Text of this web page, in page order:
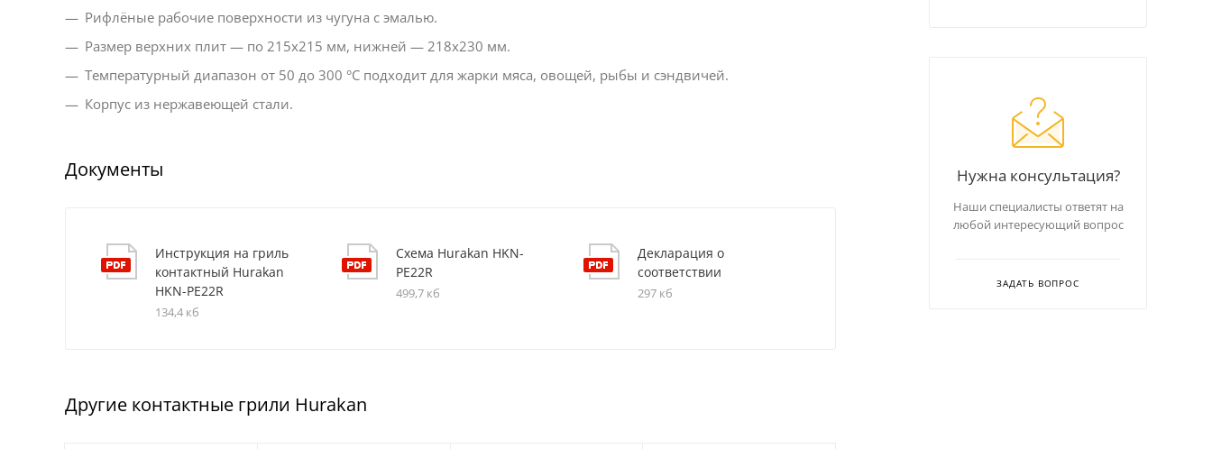
Рифлёные рабочие поверхности из чугуна с эмалью.
Размер верхних плит — по 215х215 мм, нижней — 218х230 мм.
Температурный диапазон от 50 до 300 °C подходит для жарки мяса, овощей, рыбы и сэндвичей.
Корпус из нержавеющей стали.
Документы
Инструкция на гриль
контактный Hurakan
HKN-PE22R
134,4 кб
Схема Hurakan HKN-
PE22R
499,7 кб
Декларация о
соответствии
297 кб
Другие контактные грили Hurakan
Нужна консультация?
Наши специалисты ответят на
любой интересующий вопрос
ЗАДАТЬ ВОПРОС